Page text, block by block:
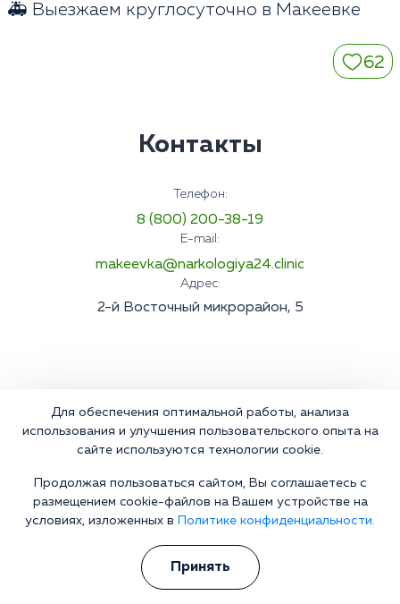
🚑 Выезжаем круглосуточно в Макеевке
62
Контакты
Телефон:
8 (800) 200-38-19
E-mail:
makeevka@narkologiya24.clinic
Адрес:
2-й Восточный микрорайон, 5
Для обеспечения оптимальной работы, анализа
использования и улучшения пользовательского опыта на
сайте используются технологии cookie.
Продолжая пользоваться сайтом, Вы соглашаетесь с
размещением cookie-файлов на Вашем устройстве на
условиях, изложенных в
Политике конфиденциальности.
Принять